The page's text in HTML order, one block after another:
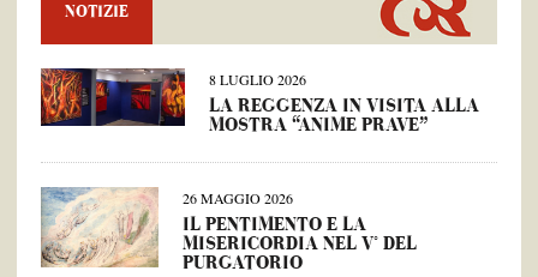
NOTIZIE
8 LUGLIO 2026
LA REGGENZA IN VISITA ALLA
MOSTRA “ANIME PRAVE”
26 MAGGIO 2026
IL PENTIMENTO E LA
MISERICORDIA NEL V° DEL
PURGATORIO